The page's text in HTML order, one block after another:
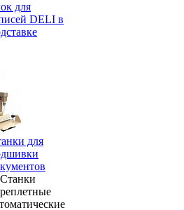
для
DELI в
для